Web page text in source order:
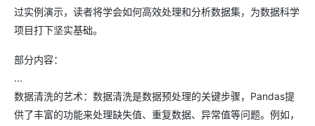
过实例演示，读者将学会如何高效处理和分析数据集，为数据科学
项目打下坚实基础。
部分内容：
...
数据清洗的艺术：数据清洗是数据预处理的关键步骤，Pandas提
供了丰富的功能来处理缺失值、重复数据、异常值等问题。例如，